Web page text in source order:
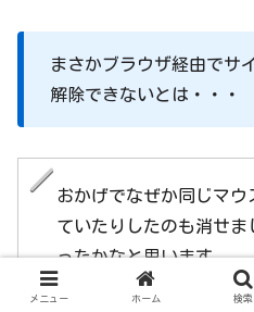
まさかブラウザ経由でサ
解除できないとは・・・
おかげでなぜか同じマウ
ていたりしたのも消せま
ったかなと思います。
メニュー ホーム 検索